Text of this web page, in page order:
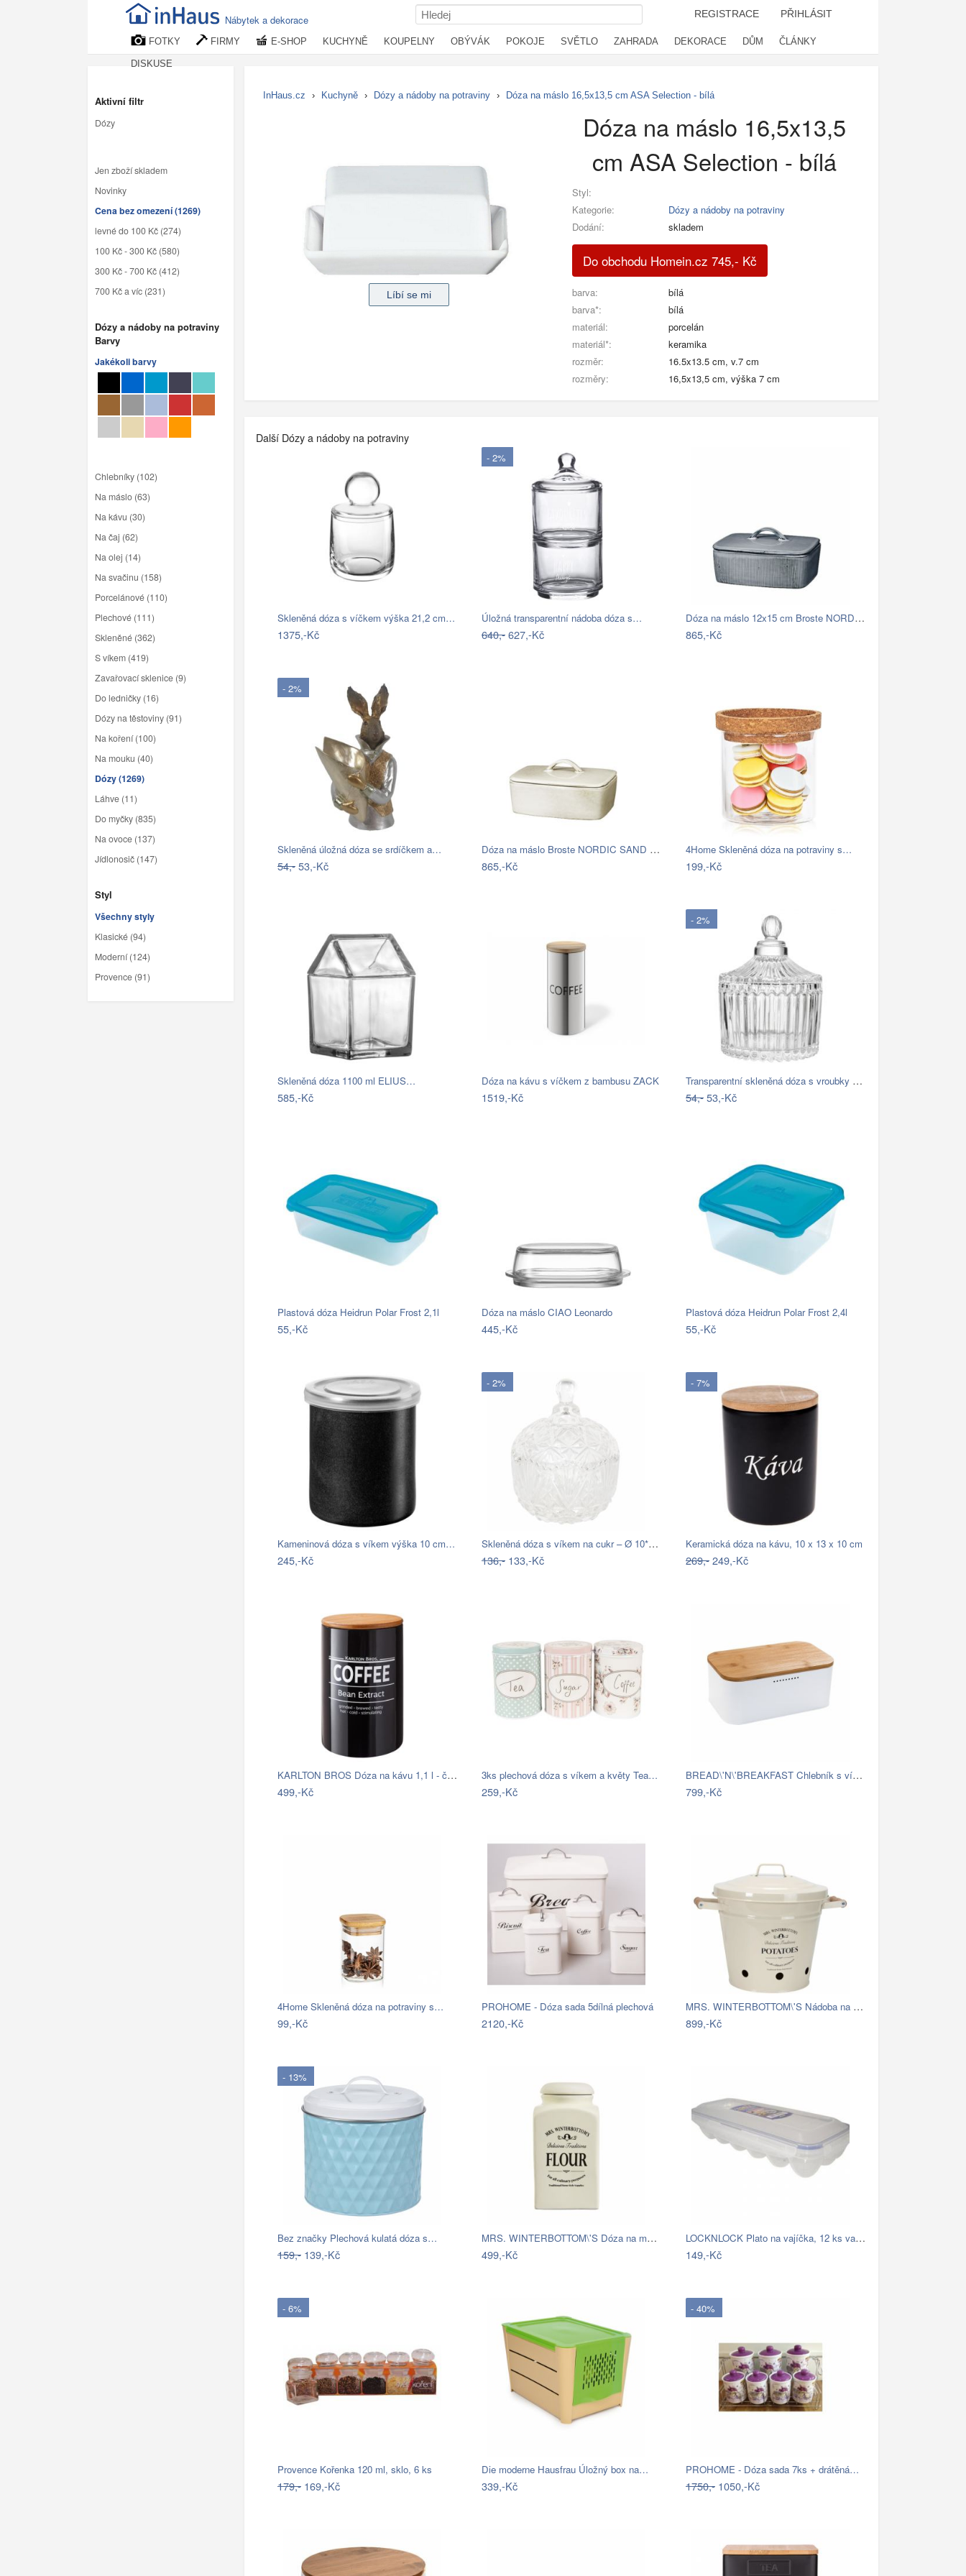
Nábytek a dekorace REGISTRACE PŘIHLÁSIT
FOTKY FIRMY E-SHOP KUCHYNĚ KOUPELNY OBÝVÁK POKOJE SVĚTLO ZAHRADA DEKORACE DŮM ČLÁNKY
DISKUSE
Aktivní filtr
Dózy
Jen zboží skladem
Novinky
Cena bez omezení (1269)
levné do 100 Kč (274)
100 Kč - 300 Kč (580)
300 Kč - 700 Kč (412)
700 Kč a víc (231)
Dózy a nádoby na potraviny
Barvy
Jakékoli barvy
Chlebníky (102)
Na máslo (63)
Na kávu (30)
Na čaj (62)
Na olej (14)
Na svačinu (158)
Porcelánové (110)
Plechové (111)
Skleněné (362)
S víkem (419)
Zavařovací sklenice (9)
Do ledničky (16)
Dózy na těstoviny (91)
Na koření (100)
Na mouku (40)
Dózy (1269)
Láhve (11)
Do myčky (835)
Na ovoce (137)
Jídlonosič (147)
Styl
Všechny styly
Klasické (94)
Moderní (124)
Provence (91)
InHaus.cz › Kuchyně › Dózy a nádoby na potraviny › Dóza na máslo 16,5x13,5 cm ASA Selection - bílá
Dóza na máslo 16,5x13,5
cm ASA Selection - bílá
Styl:
Kategorie:
Dózy a nádoby na potraviny
Dodání:
skladem
Do obchodu Homein.cz 745,- Kč
barva:
bílá
barva*:
bílá
materiál:
porcelán
materiál*:
keramika
rozměr:
16.5x13.5 cm, v.7 cm
rozměry:
16,5x13,5 cm, výška 7 cm
Další Dózy a nádoby na potraviny
Skleněná dóza s víčkem výška 21,2 cm…
1375,-Kč
- 2%
Úložná transparentní nádoba dóza s…
640,-627,-Kč
Dóza na máslo 12x15 cm Broste NORDIC…
865,-Kč
- 2%
Skleněná úložná dóza se srdíčkem a…
54,-53,-Kč
Dóza na máslo Broste NORDIC SAND -…
865,-Kč
4Home Skleněná dóza na potraviny s…
199,-Kč
Skleněná dóza 1100 ml ELIUS…
585,-Kč
Dóza na kávu s víčkem z bambusu ZACK
1519,-Kč
- 2%
Transparentní skleněná dóza s vroubky a…
54,-53,-Kč
Plastová dóza Heidrun Polar Frost 2,1l
55,-Kč
Dóza na máslo CIAO Leonardo
445,-Kč
Plastová dóza Heidrun Polar Frost 2,4l
55,-Kč
Kameninová dóza s víkem výška 10 cm…
245,-Kč
- 2%
Skleněná dóza s víkem na cukr – Ø 10*13…
136,- 133,-Kč
- 7%
Keramická dóza na kávu, 10 x 13 x 10 cm
269,-249,-Kč
KARLTON BROS Dóza na kávu 1,1 l - černá
499,-Kč
3ks plechová dóza s víkem a květy Tea…
259,-Kč
BREAD\'N\'BREAKFAST Chlebník s víkem -…
799,-Kč
4Home Skleněná dóza na potraviny s…
99,-Kč
PROHOME - Dóza sada 5dílná plechová
2120,-Kč
MRS. WINTERBOTTOM\'S Nádoba na brambory
899,-Kč
- 13%
Bez značky Plechová kulatá dóza s…
159,- 139,-Kč
MRS. WINTERBOTTOM\'S Dóza na mouku
499,-Kč
LOCKNLOCK Plato na vajíčka, 12 ks vajec…
149,-Kč
- 6%
Provence Kořenka 120 ml, sklo, 6 ks
179,- 169,-Kč
Die moderne Hausfrau Úložný box na…
339,-Kč
- 40%
PROHOME - Dóza sada 7ks + drátěná…
1750,- 1050,-Kč